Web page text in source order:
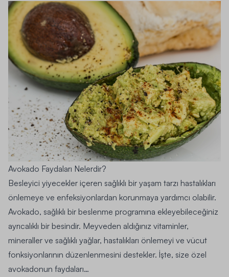
Avokado Faydaları Nelerdir?
Besleyici yiyecekler içeren sağlıklı bir yaşam tarzı hastalıkları
önlemeye ve enfeksiyonlardan korunmaya yardımcı olabilir.
Avokado, sağlıklı bir beslenme programına ekleyebileceğiniz
ayrıcalıklı bir besindir. Meyveden aldığınız vitaminler,
mineraller ve sağlıklı yağlar, hastalıkları önlemeyi ve vücut
fonksiyonlarının düzenlenmesini destekler. İşte, size özel
avokadonun faydaları…